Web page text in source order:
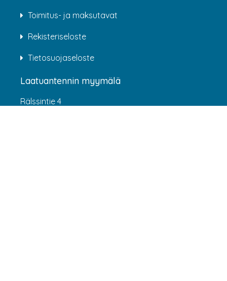
Toimitus- ja maksutavat
Rekisteriseloste
Tietosuojaseloste
Laatuantennin myymälä
Rälssintie 4